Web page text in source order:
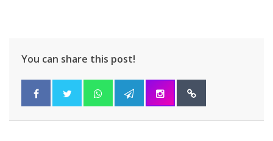
You can share this post!